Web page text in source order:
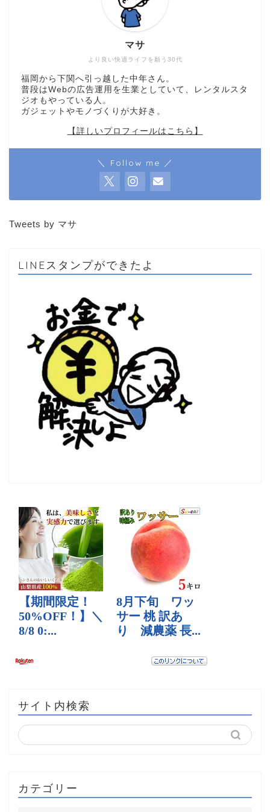
より良い快適ライフを願う30代
マサ
福岡から下関へ引っ越した中年さん。
普段はWebの広告運用を生業としていて、レンタルスタ
ジオもやっている人。
ガジェットやモノづくりが大好き。
【詳しいプロフィールはこちら】
＼ Follow me ／
Tweets by マサ
LINEスタンプができたよ
サイト内検索
カテゴリー